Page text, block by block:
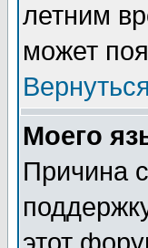
летним
может
Моего
Причина